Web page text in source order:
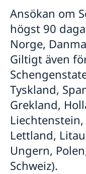
Team Sweden
Så kan du få stöd
Svenska företag i
Republiken
Anmäl
Nyheter
Ansökan om
högst 90
Norge,
Giltigt även
Tyskland,
Grekland,
Lettland,
Ungern,
Schweiz).